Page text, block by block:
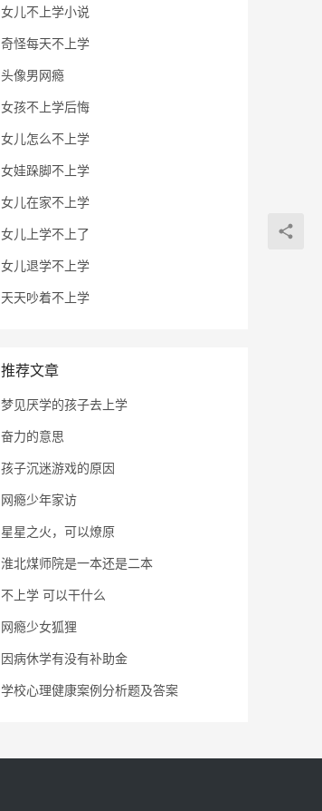
女儿不上学小说
奇怪每天不上学
头像男网瘾
女孩不上学后悔
女儿怎么不上学
女娃跺脚不上学
女儿在家不上学
女儿上学不上了
女儿退学不上学
天天吵着不上学
推荐文章
梦见厌学的孩子去上学
奋力的意思
孩子沉迷游戏的原因
网瘾少年家访
星星之火，可以燎原
淮北煤师院是一本还是二本
不上学 可以干什么
网瘾少女狐狸
因病休学有没有补助金
学校心理健康案例分析题及答案